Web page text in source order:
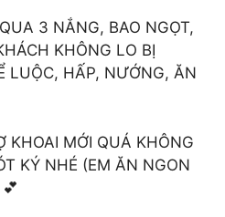
3 NẮNG, BAO NGỌT,
KHÔNG LO BỊ
LUỘC, HẤP, NƯỚNG, ĂN
KHOAI MỚI QUÁ KHÔNG
KÝ NHÉ (EM ĂN NGON